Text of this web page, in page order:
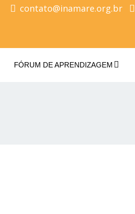
contato@inamare.org.br
FÓRUM DE APRENDIZAGEM